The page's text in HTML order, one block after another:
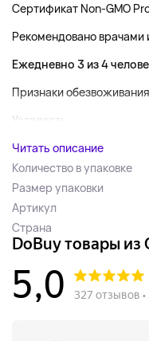
Сертификат Non-GMO
Рекомендовано врачами
Ежедневно 3 из 4
Признаки
Усталость...
Читать описание
Количество в упаковке
Размер упаковки
Артикул
Страна